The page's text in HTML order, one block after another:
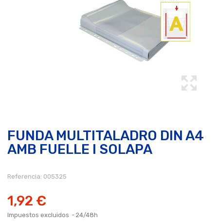
FUNDA MULTITALADRO DIN A4
AMB FUELLE I SOLAPA
Referencia: 005325
1,92 €
Impuestos excluidos 24/48h